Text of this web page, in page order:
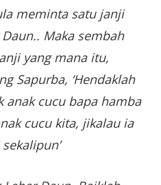
meminta satu janji
Maka sembah
yang mana itu,
Sapurba, ‘Hendaklah
anak cucu bapa hamba
cucu kita, jikalau ia